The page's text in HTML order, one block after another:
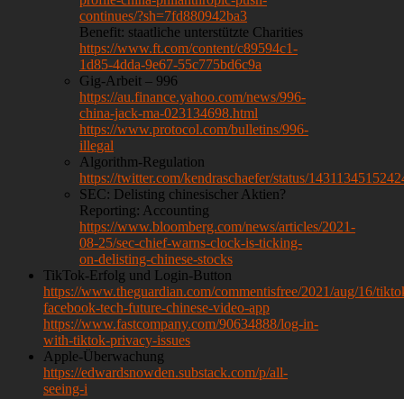
continues/?sh=7fd880942ba3
Benefit: staatliche unterstützte Charities
https://www.ft.com/content/c89594c1-
1d85-4dda-9e67-55c775bd6c9a
Gig-Arbeit – 996
https://au.finance.yahoo.com/news/996-
china-jack-ma-023134698.html
https://www.protocol.com/bulletins/996-
illegal
Algorithm-Regulation
https://twitter.com/kendraschaefer/status/
SEC: Delisting chinesischer Aktien?
Reporting: Accounting
https://www.bloomberg.com/news/articles/2021-
08-25/sec-chief-warns-clock-is-ticking-
on-delisting-chinese-stocks
TikTok-Erfolg und Login-Button
https://www.theguardian.com/commentisfree/2021/aug/16/
facebook-tech-future-chinese-video-app
https://www.fastcompany.com/90634888/log-in-
with-tiktok-privacy-issues
Apple-Überwachung
https://edwardsnowden.substack.com/p/all-
seeing-i